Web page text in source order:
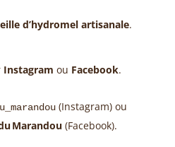
d’hydromel artisanale.
Instagram ou Facebook.
(Instagram) ou
Marandou(Facebook).